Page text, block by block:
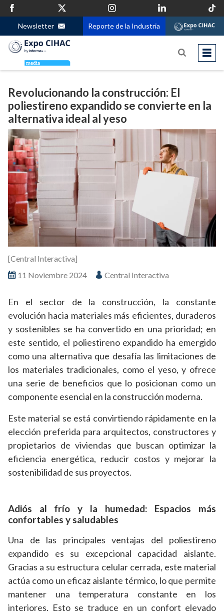
Newsletter Reporte de la Industria
Revolucionando la construcción: El
poliestireno expandido se convierte en la
alternativa ideal al yeso
11 Noviembre 2024 Central Interactiva
[Central Interactiva]
En el sector de la construcción, la constante
evolución hacia materiales más eficientes, duraderos
y sostenibles se ha convertido en una prioridad; en
este sentido, el poliestireno expandido ha emergido
como una alternativa que desafía las limitaciones de
los materiales tradicionales, como el yeso, y ofrece
una serie de beneficios que lo posicionan como un
componente esencial en la construcción moderna.
Este material se está convirtiendo rápidamente en la
elección preferida para arquitectos, constructores y
propietarios de viviendas que buscan optimizar la
eficiencia energética, reducir costos y mejorar la
sostenibilidad de sus proyectos.
Adiós al frío y la humedad: Espacios más
confortables y saludables
Una de las principales ventajas del poliestireno
expandido es su excepcional capacidad aislante.
Gracias a su estructura celular cerrada, este material
actúa como un eficaz aislante térmico, lo que permite
mantener una temperatura constante en los
interiores. Esto se traduce en un confort elevado